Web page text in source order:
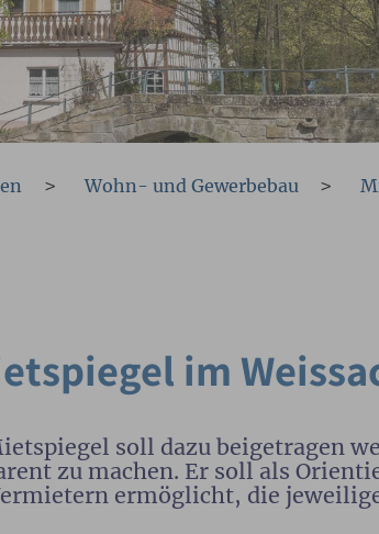
Wohn- und Gewerbebau
im
soll dazu beigetragen
zu machen. Er soll als
ermöglicht, die